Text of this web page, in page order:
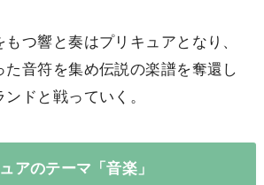
つ響と奏はプリキュアとなり、
た音符を集め伝説の楽譜を奪還し
ドと戦っていく。
アのテーマ「音楽」